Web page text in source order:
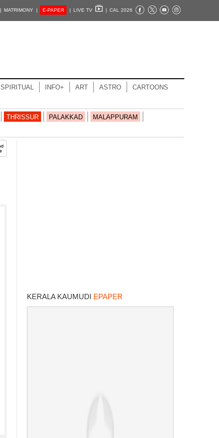
| MATRIMONY | E-PAPER | LIVE TV | CAL 2026
SPIRITUAL INFO+ ART ASTRO CARTOONS
THRISSUR PALAKKAD
MALAPPURAM
KERALA KAUMUDI EPAPER